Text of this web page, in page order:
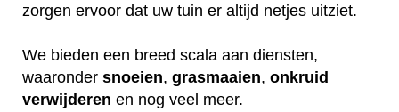
zorgen ervoor dat uw tuin er altijd netjes uitziet.
We bieden een breed scala aan diensten,
waaronder snoeien, grasmaaien, onkruid
verwijderen en nog veel meer.